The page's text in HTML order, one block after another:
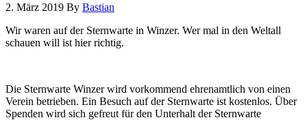
2. März 2019 By Bastian
Wir waren auf der Sternwarte in Winzer. Wer mal in den Weltall
schauen will ist hier richtig.
Die Sternwarte Winzer wird vorkommend ehrenamtlich von einen
Verein betrieben. Ein Besuch auf der Sternwarte ist kostenlos. Über
Spenden wird sich gefreut für den Unterhalt der Sternwarte